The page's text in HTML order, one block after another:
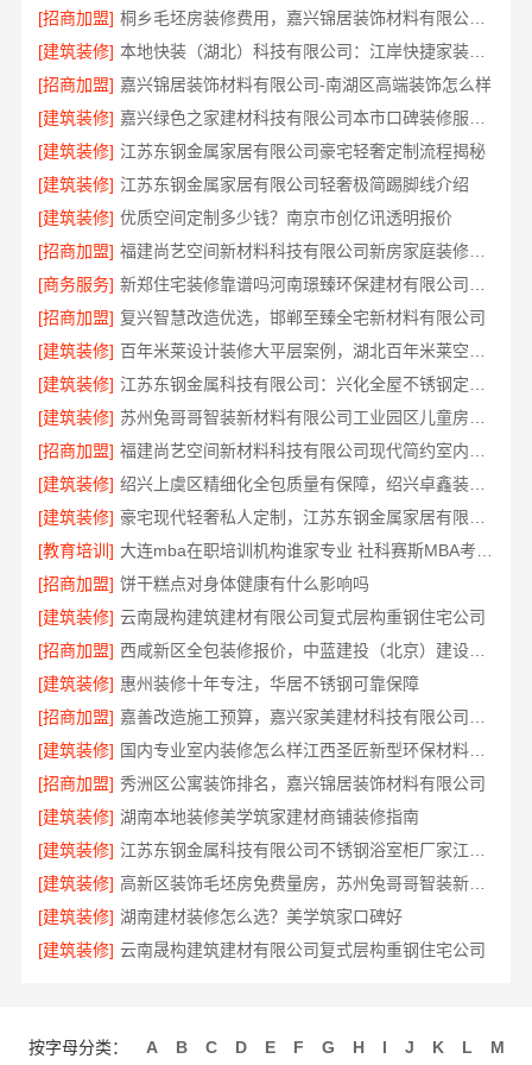
[招商加盟]
桐乡毛坯房装修费用，嘉兴锦居装饰材料有限公司报价透明
[建筑装修]
本地快装（湖北）科技有限公司：江岸快捷家装两房一厅
[招商加盟] 嘉兴锦居装饰材料有限公司-南湖区高端装饰怎么样
[建筑装修]
[建筑装修] 江苏东钢金属家居有限公司豪宅轻奢定制流程揭秘
[建筑装修] 江苏东钢金属家居有限公司轻奢极简踢脚线介绍
[建筑装修] 优质空间定制多少钱？南京市创亿讯透明报价
[招商加盟]
福建尚艺空间新材料科技有限公司新房家庭装修硬装施工
[商务服务]
[招商加盟] 复兴智慧改造优选，邯郸至臻全宅新材料有限公司
[建筑装修]
[建筑装修]
[建筑装修]
[招商加盟]
[建筑装修]
绍兴上虞区精细化全包质量有保障，绍兴卓鑫装饰材料有限公司
[建筑装修]
[教育培训]
[招商加盟] 饼干糕点对身体健康有什么影响吗
[建筑装修] 云南晟构建筑建材有限公司复式层构重钢住宅公司
[招商加盟]
西咸新区全包装修报价，中蓝建投（北京）建设有限公司武功分公司
[建筑装修] 惠州装修十年专注，华居不锈钢可靠保障
[招商加盟]
[建筑装修]
国内专业室内装修怎么样江西圣匠新型环保材料有限公司
[招商加盟] 秀洲区公寓装饰排名，嘉兴锦居装饰材料有限公司
[建筑装修] 湖南本地装修美学筑家建材商铺装修指南
[建筑装修]
[建筑装修]
高新区装饰毛坯房免费量房，苏州兔哥哥智装新材料有限公司
[建筑装修] 湖南建材装修怎么选？美学筑家口碑好
[建筑装修] 云南晟构建筑建材有限公司复式层构重钢住宅公司
按字母分类： A B C D E F G H I J K L M